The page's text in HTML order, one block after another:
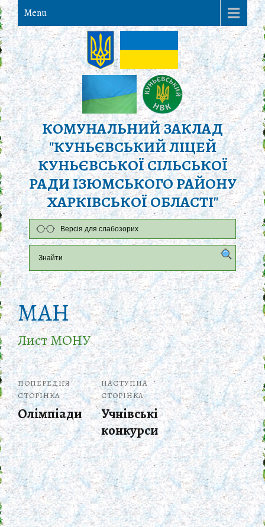
Menu
КОМУНАЛЬНИЙ ЗАКЛАД
"КУНЬЄВСЬКИЙ ЛІЦЕЙ
КУНЬЄВСЬКОЇ СІЛЬСЬКОЇ
РАДИ ІЗЮМСЬКОГО РАЙОНУ
ХАРКІВСЬКОЇ ОБЛАСТІ"
Версія для слабозорих
МАН
Лист МОНУ
ПОПЕРЕДНЯ
СТОРІНКА
Олімпіади
НАСТУПНА
СТОРІНКА
Учнівські
конкурси